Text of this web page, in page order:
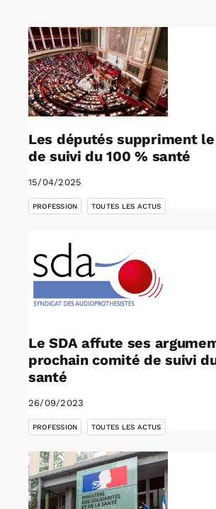
Rechercher:
Annonces emploi
Les députés suppriment
de suivi du 100 % santé
15/04/2025
PROFESSION TOUTES LES ACTUS
Le SDA affute ses
prochain comité de suivi
santé
26/09/2023
PROFESSION
,
TOUTES LES ACTUS